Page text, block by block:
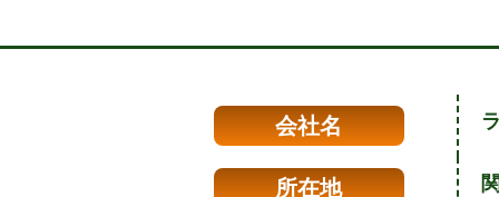
会社名
所在地